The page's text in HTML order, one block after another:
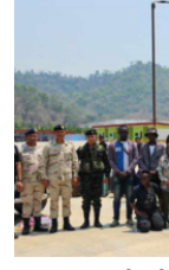
အ
ညွန်း
စာမျက်နှာ
သို့
ကျော်
ကြည့်
ရန်
သုတပဒေသာ အင်္
Learning English
ဗွီအိုအေ လူမှုကွန်ယက်